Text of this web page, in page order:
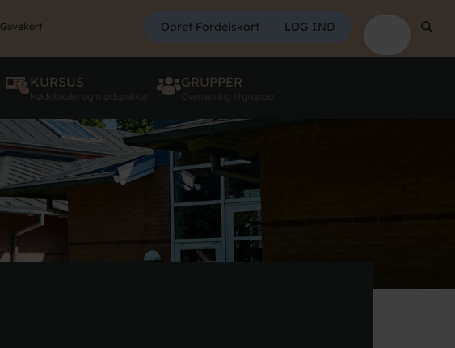
SØG
Søg
Opret Fordelskort LOG IND
Gavekort
KURSUS
Mødelokaler og mødepakker
GRUPPER
Overnatning til grupper